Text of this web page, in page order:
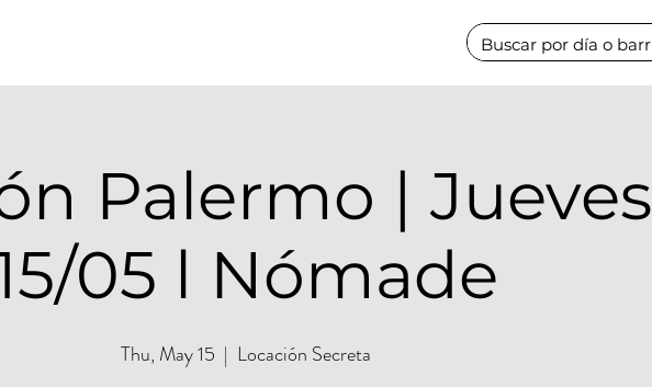
Palermo | Jueves
05 l Nómade
Thu, May 15
  |
Locación Secreta